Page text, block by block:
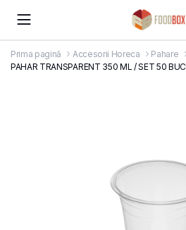
Prima pagină Accesorii Horeca
Pahare
PAHAR TRANSPARENT 350 ML / SET 50 BUC